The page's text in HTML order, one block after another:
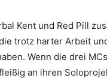
Kent und Red Pill
trotz harter Arbeit
Wenn die drei
an ihren